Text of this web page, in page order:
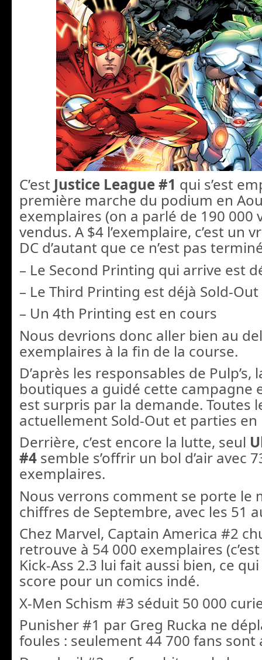
C’est Justice League #1 qui s’est
première marche du podium en
exemplaires (on a parlé de 190 000
vendus. A $4 l’exemplaire, c’est un
DC d’autant que ce n’est pas
– Le Second Printing qui arrive est
– Le Third Printing est déjà Sold-Out
– Un 4th Printing est en cours
Nous devrions donc aller bien au
exemplaires à la fin de la course.
D’après les responsables de
boutiques a guidé cette campagne
est surpris par la demande. Toutes
actuellement Sold-Out et parties
Derrière, c’est encore la lutte, seul
#4 semble s’offrir un bol d’air avec
exemplaires.
Nous verrons comment se porte le
chiffres de Septembre, avec les 51
Chez Marvel, Captain America #2
retrouve à 54 000 exemplaires
Kick-Ass 2.3 lui fait aussi bien, ce
score pour un comics indé.
X-Men Schism #3 séduit 50 000
Punisher #1 par Greg Rucka ne
foules : seulement 44 700 fans sont